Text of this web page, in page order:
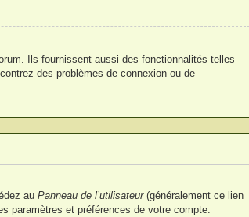
Ils fournissent aussi des fonctionnalités telles
des problèmes de connexion ou de
au Panneau de l’utilisateur(généralement ce lien
paramètres et préférences de votre compte.